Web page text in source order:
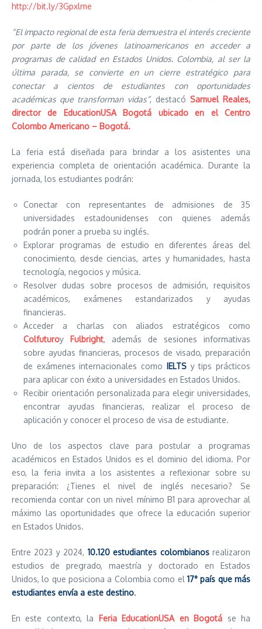
http://bit.ly/3Gpxlme
“El impacto regional de esta feria demuestra el interés creciente
por parte de los jóvenes latinoamericanos en acceder a
programas de calidad en Estados Unidos. Colombia, al ser la
última parada, se convierte en un cierre estratégico para
conectar a cientos de estudiantes con oportunidades
académicas que transforman vidas”, destacó Samuel Reales,
director de EducationUSA Bogotá ubicado en el Centro
Colombo Americano – Bogotá.
La feria está diseñada para brindar a los asistentes una
experiencia completa de orientación académica. Durante la
jornada, los estudiantes podrán:
Conectar con representantes de admisiones de 35
universidades estadounidenses con quienes además
podrán poner a prueba su inglés.
Explorar programas de estudio en diferentes áreas del
conocimiento, desde ciencias, artes y humanidades, hasta
tecnología, negocios y música.
Resolver dudas sobre procesos de admisión, requisitos
académicos, exámenes estandarizados y ayudas
financieras.
Acceder a charlas con aliados estratégicos como
Colfuturoy Fulbright, además de sesiones informativas
sobre ayudas financieras, procesos de visado, preparación
de exámenes internacionales como IELTSy tips prácticos
para aplicar con éxito a universidades en Estados Unidos.
Recibir orientación personalizada para elegir universidades,
encontrar ayudas financieras, realizar el proceso de
aplicación y conocer el proceso de visa de estudiante.
Uno de los aspectos clave para postular a programas
académicos en Estados Unidos es el dominio del idioma. Por
eso, la feria invita a los asistentes a reflexionar sobre su
preparación: ¿Tienes el nivel de inglés necesario? Se
recomienda contar con un nivel mínimo B1 para aprovechar al
máximo las oportunidades que ofrece la educación superior
en Estados Unidos.
Entre 2023 y 2024, 10.120 estudiantes colombianosrealizaron
estudios de pregrado, maestría y doctorado en Estados
Unidos, lo que posiciona a Colombia como el 17° país que más
estudiantes envía a este destino.
En este contexto, la Feria EducationUSA en Bogotá se ha